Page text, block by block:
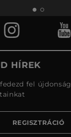
HÍREK
fel
REGISZTRÁCIÓ